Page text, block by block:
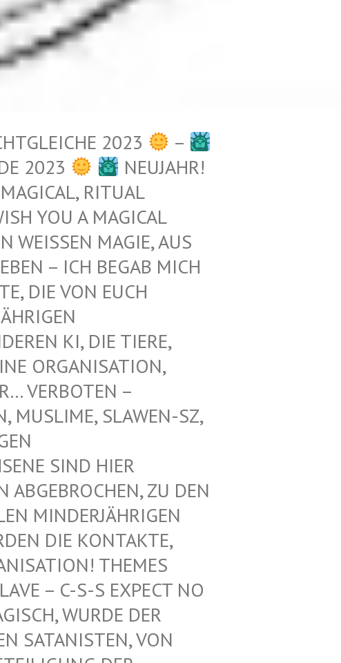
2023
–
2023
NEUJAHR!
MAGICAL, RITUAL
YOU A MAGICAL
MAGIE, AUS D
– ICH BEGAB MICH M
DIE VON EUCH E
Z
KI, DIE TIERE, N
ORGANISATION, G
VERBOTEN – K
SLAWEN-SZ, A
M
SIND HIER V
ZU DEN V
MINDERJÄHRIGEN Z
DIE KONTAKTE, N
THEMES F
– C-S-S EXPECT NO M
WURDE DER L
SATANISTEN, VON U